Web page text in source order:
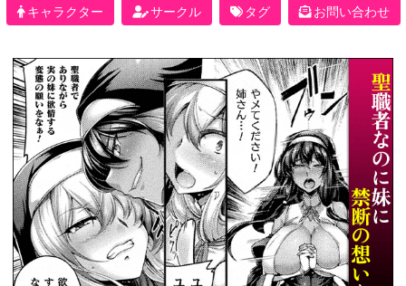
キャラクター
サークル タグ お問い合わせ